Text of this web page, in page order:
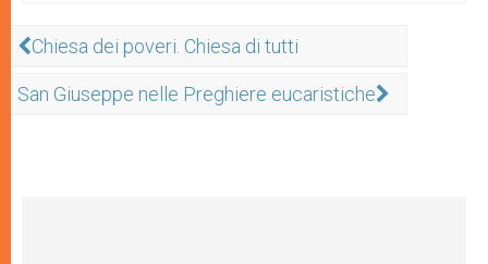
Chiesa dei poveri. Chiesa di tutti
San Giuseppe nelle Preghiere eucaristiche